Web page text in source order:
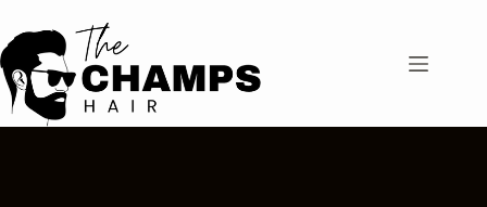
para
o
conteúdo